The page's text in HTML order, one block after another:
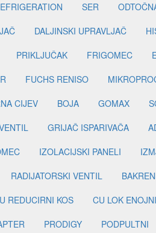
SER
DALJINSKI UPRAVLJAČ
PRIKLJUČAK FRIGOMEC
FUCHS RENISO
CIJEV BOJA GOMAX
GRIJAČ ISPARIVAČA
IZOLACIJSKI PANELI
RADIJATORSKI VENTIL
REDUCIRNI KOS CU LOK ENOJNI
PRODIGY PODPULTNI